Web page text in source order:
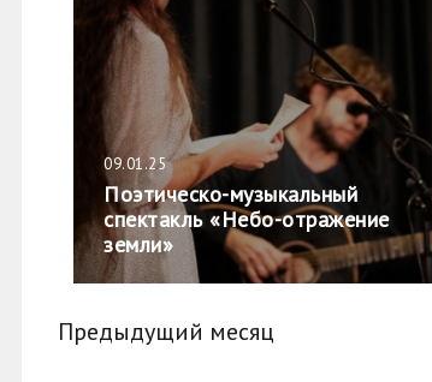
09.01.25
Поэтическо-музыкальный
спектакль «Небо-отражение
земли»
Предыдущий месяц